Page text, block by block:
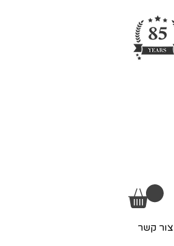
צור קשר